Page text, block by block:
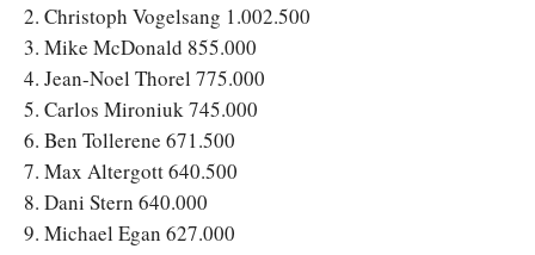
2. Christoph Vogelsang 1.002.500
3. Mike McDonald 855.000
4. Jean-Noel Thorel 775.000
5. Carlos Mironiuk 745.000
6. Ben Tollerene 671.500
7. Max Altergott 640.500
8. Dani Stern 640.000
9. Michael Egan 627.000